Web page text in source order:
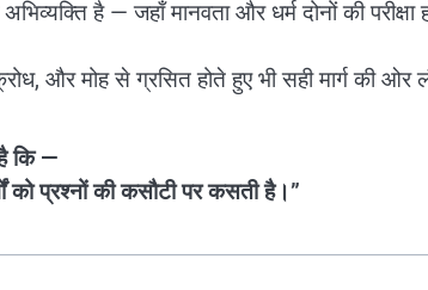
है — जहाँ मानवता और धर्म दोनों की परीक्षा
और मोह से ग्रसित होते हुए भी सही मार्ग की ओर
कि —
को प्रश्नों की कसौटी पर कसती है।”